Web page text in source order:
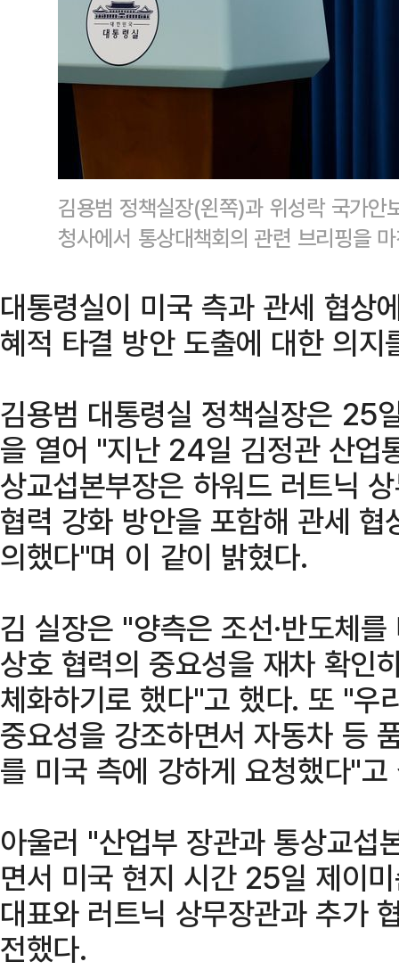
김용범 정책실장(왼쪽)과 위성락 국가
청사에서 통상대책회의 관련 브리핑을
대통령실이 미국 측과 관세 협상
혜적 타결 방안 도출에 대한 의
김용범 대통령실 정책실장은 25
을 열어 "지난 24일 김정관 산업
상교섭본부장은 하워드 러트닉
협력 강화 방안을 포함해 관세
의했다"며 이 같이 밝혔다.
김 실장은 "양측은 조선·반도체
상호 협력의 중요성을 재차 확인
체화하기로 했다"고 했다. 또 "우
중요성을 강조하면서 자동차 등
를 미국 측에 강하게 요청했다"고
아울러 "산업부 장관과 통상교섭
면서 미국 현지 시간 25일 제이
대표와 러트닉 상무장관과 추가
전했다.